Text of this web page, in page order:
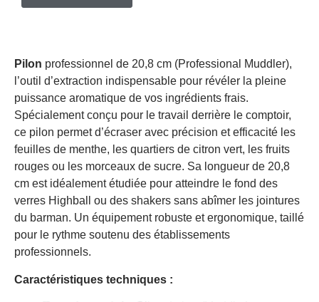
Pilon professionnel de 20,8 cm (Professional Muddler),
l’outil d’extraction indispensable pour révéler la pleine
puissance aromatique de vos ingrédients frais.
Spécialement conçu pour le travail derrière le comptoir,
ce pilon permet d’écraser avec précision et efficacité les
feuilles de menthe, les quartiers de citron vert, les fruits
rouges ou les morceaux de sucre. Sa longueur de 20,8
cm est idéalement étudiée pour atteindre le fond des
verres Highball ou des shakers sans abîmer les jointures
du barman. Un équipement robuste et ergonomique, taillé
pour le rythme soutenu des établissements
professionnels.
Caractéristiques techniques :